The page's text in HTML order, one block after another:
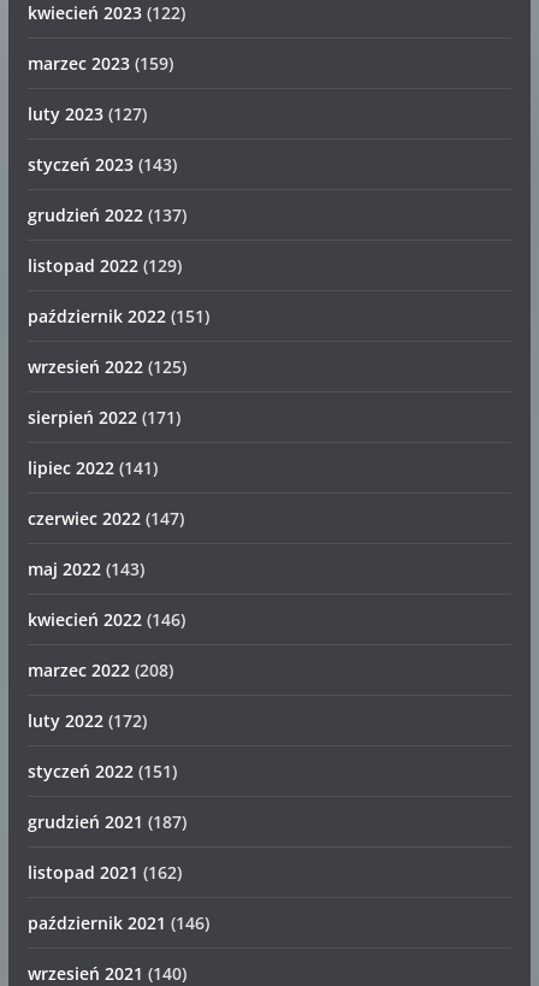
kwiecień 2023(122)
marzec 2023(159)
luty 2023(127)
styczeń 2023(143)
grudzień 2022(137)
listopad 2022(129)
październik 2022(151)
wrzesień 2022(125)
sierpień 2022(171)
lipiec 2022(141)
czerwiec 2022(147)
maj 2022(143)
kwiecień 2022(146)
marzec 2022(208)
luty 2022(172)
styczeń 2022(151)
grudzień 2021 (187)
listopad 2021 (162)
październik 2021 (146)
wrzesień 2021 (140)